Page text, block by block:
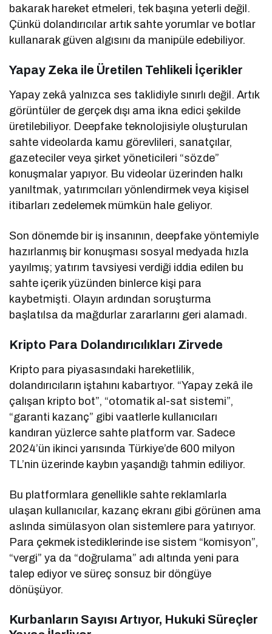
bakarak hareket etmeleri, tek başına yeterli değil.
Çünkü dolandırıcılar artık sahte yorumlar ve botlar
kullanarak güven algısını da manipüle edebiliyor.
Yapay Zeka ile Üretilen Tehlikeli İçerikler
Yapay zekâ yalnızca ses taklidiyle sınırlı değil. Artık
görüntüler de gerçek dışı ama ikna edici şekilde
üretilebiliyor. Deepfake teknolojisiyle oluşturulan
sahte videolarda kamu görevlileri, sanatçılar,
gazeteciler veya şirket yöneticileri “sözde”
konuşmalar yapıyor. Bu videolar üzerinden halkı
yanıltmak, yatırımcıları yönlendirmek veya kişisel
itibarları zedelemek mümkün hale geliyor.
Son dönemde bir iş insanının, deepfake yöntemiyle
hazırlanmış bir konuşması sosyal medyada hızla
yayılmış; yatırım tavsiyesi verdiği iddia edilen bu
sahte içerik yüzünden binlerce kişi para
kaybetmişti. Olayın ardından soruşturma
başlatılsa da mağdurlar zararlarını geri alamadı.
Kripto Para Dolandırıcılıkları Zirvede
Kripto para piyasasındaki hareketlilik,
dolandırıcıların iştahını kabartıyor. “Yapay zekâ ile
çalışan kripto bot”, “otomatik al-sat sistemi”,
“garanti kazanç” gibi vaatlerle kullanıcıları
kandıran yüzlerce sahte platform var. Sadece
2024’ün ikinci yarısında Türkiye’de 600 milyon
TL’nin üzerinde kaybın yaşandığı tahmin ediliyor.
Bu platformlara genellikle sahte reklamlarla
ulaşan kullanıcılar, kazanç ekranı gibi görünen ama
aslında simülasyon olan sistemlere para yatırıyor.
Para çekmek istediklerinde ise sistem “komisyon”,
“vergi” ya da “doğrulama” adı altında yeni para
talep ediyor ve süreç sonsuz bir döngüye
dönüşüyor.
Kurbanların Sayısı Artıyor, Hukuki Süreçler